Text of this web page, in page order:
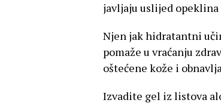
javljaju uslijed
Njen jak hidratantni
pomaže u vraćanju
oštećene kože i
Izvadite gel iz listova